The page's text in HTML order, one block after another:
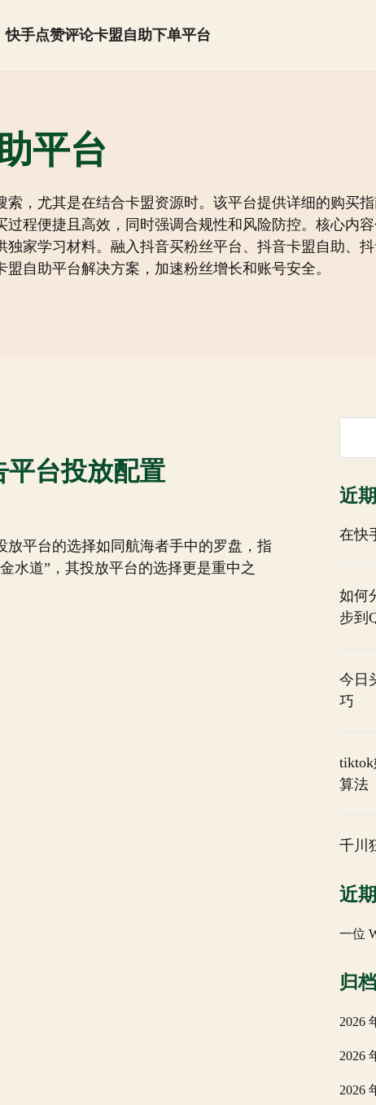
快手点赞评论卡盟自助下单平台
平台
，尤其是在结合卡盟资源时。该平台提供详细的购买
程便捷且高效，同时强调合规性和风险防控。核心内
家学习材料。融入抖音买粉丝平台、抖音卡盟自助、
自助平台解决方案，加速粉丝增长和账号安全。
台投放配置
平台的选择如同航海者手中的罗盘，指
水道”，其投放平台的选择更是重中之
近
在快
如何
步到
今日
巧
算法
千川
近
一位
归档
2026
2026
2026